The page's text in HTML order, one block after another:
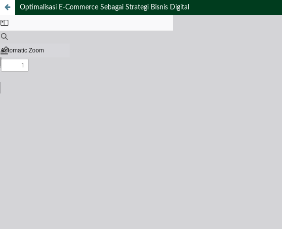
Optimalisasi E-Commerce Sebagai Strategi Bisnis Digital